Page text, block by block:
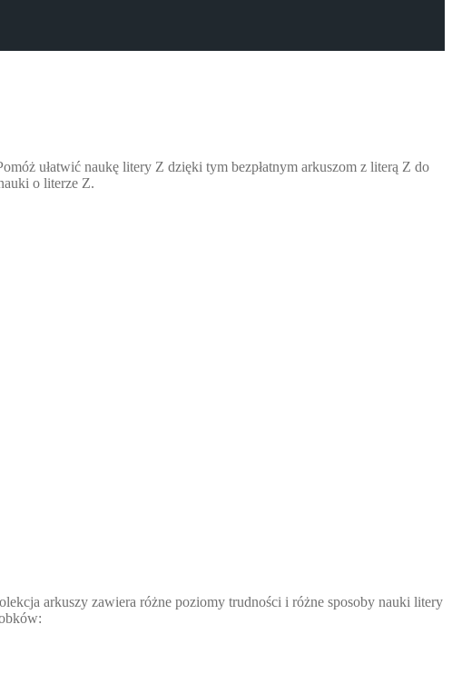
ułatwić naukę litery Z dzięki tym bezpłatnym arkuszom z literą Z do
o literze Z.
arkuszy zawiera różne poziomy trudności i różne sposoby nauki litery